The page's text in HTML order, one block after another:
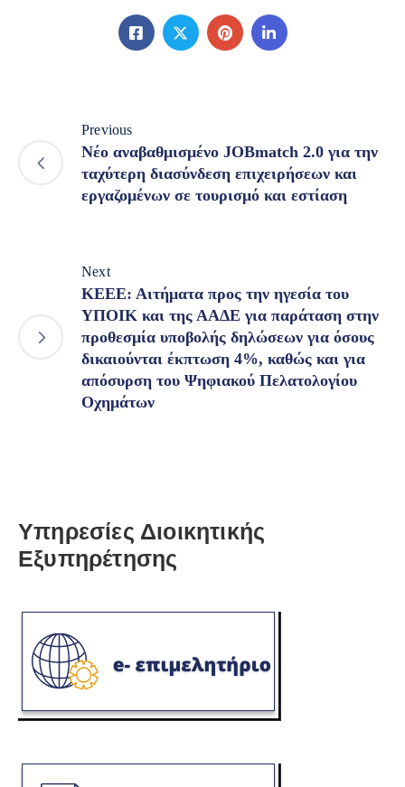
Previous
Νέο αναβαθμισμένο JOBmatch 2.0 για την
ταχύτερη διασύνδεση επιχειρήσεων και
εργαζομένων σε τουρισμό και εστίαση
Next
ΚΕΕΕ: Αιτήματα προς την ηγεσία του
ΥΠΟΙΚ και της ΑΑΔΕ για παράταση στην
προθεσμία υποβολής δηλώσεων για όσους
δικαιούνται έκπτωση 4%, καθώς και για
απόσυρση του Ψηφιακού Πελατολογίου
Οχημάτων
Υπηρεσίες Διοικητικής
Εξυπηρέτησης